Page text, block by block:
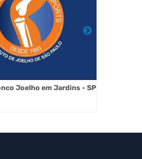
Joelho em Jardins - SP